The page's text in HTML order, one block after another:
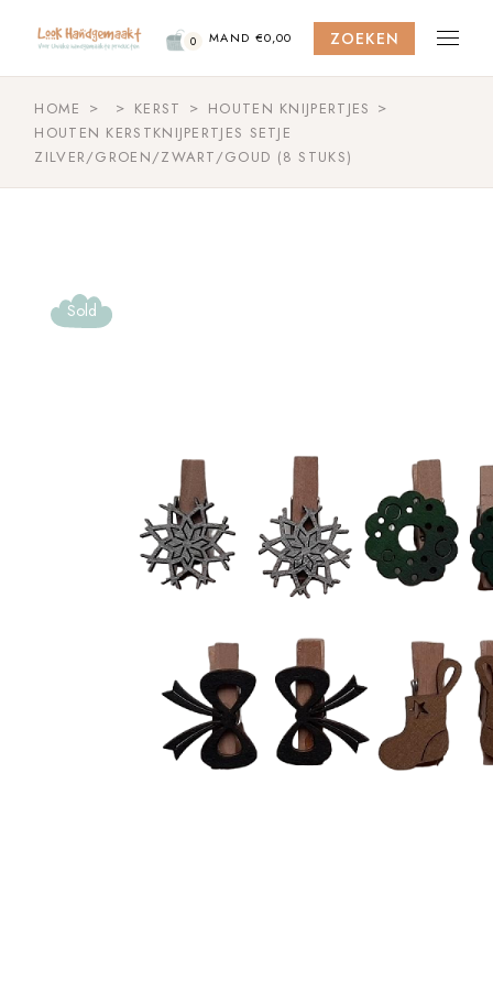
content
0 MAND €0,00 ZOEKEN
HOME KERST
HOUTEN KNIJPERTJES
HOUTEN KERSTKNIJPERTJES SETJE
ZILVER/GROEN/ZWART/GOUD (8 STUKS)
Sold